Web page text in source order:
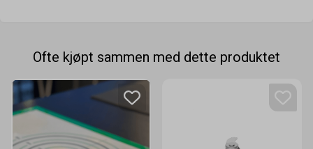
Ofte kjøpt sammen med dette produktet